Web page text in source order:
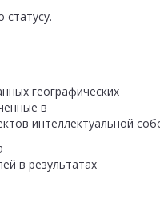
географических
в
интеллектуальной
в результатах